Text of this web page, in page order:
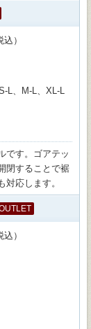
）
L、M-L、XL-L
です。ゴアテッ
閉することで裾
応します。
）